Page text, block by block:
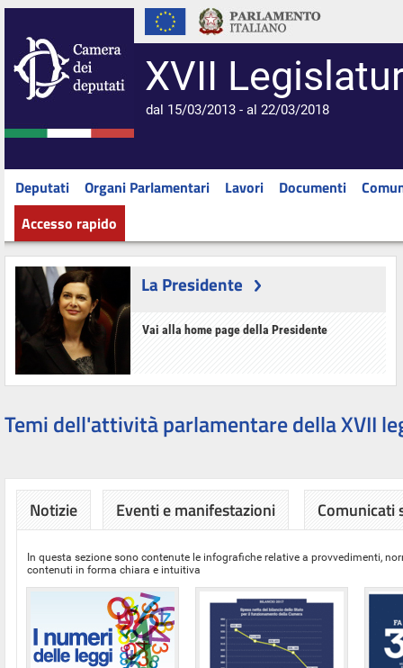
XVII
dal 15/03/2013 - al 22/03/2018
Deputati Organi Parlamentari Lavori Documenti
Accesso rapido
La Presidente
Vai alla home page della Presidente
Temi dell'attività parlamentare della XVII
Notizie Eventi e manifestazioni Comunicati
In questa sezione sono contenute le infografiche relative a provvedimenti,
contenuti in forma chiara e intuitiva